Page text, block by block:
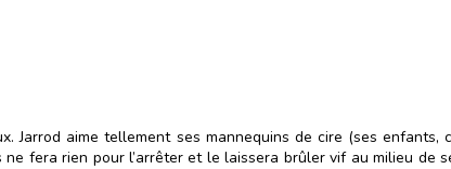
aime tellement ses mannequins de cire (ses enfants,
fera rien pour l’arrêter et le laissera brûler vif au milieu de